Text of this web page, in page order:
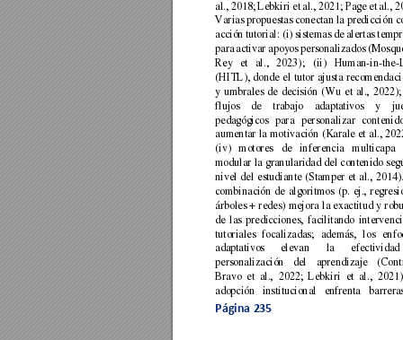
Página 235
al., 2018; Lebkiri et al., 2021; Page et al.,
Varias propuestas conectan la predicción
acción tutorial: (i) sistemas de alertas tempr
para activar apoyos personalizados
Rey
et al., 2023); (ii) Human-in-the-
(HITL), donde el tutor ajusta
y umbrales de decisión (Wu et al.,
flujos
de trabajo adaptativos y
pedagógicos
para personalizar
aumentar la motivación (Karale et al.,
(iv)
motores de inferencia
multicapa
modular la granularidad del contenido
nivel del estudiante (Stamper et al.,
combinación de algoritmos (p. ej.,
árboles + redes) mejora la exactitud y
de
las predicciones, facilitando
tutoriales focalizadas; además, los
adaptativos
elevan la
efectividad
personalización
del aprendizaje
Bravo et al., 2022; Lebkiri et al.,
adopción
institucional enfrenta barrera